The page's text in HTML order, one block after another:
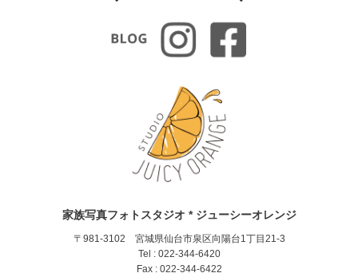
家族写真フォトスタジオ * ジューシーオレンジ
〒981-3102 宮城県仙台市泉区向陽台1丁目21-3
Tel : 022-344-6420
Fax : 022-344-6422